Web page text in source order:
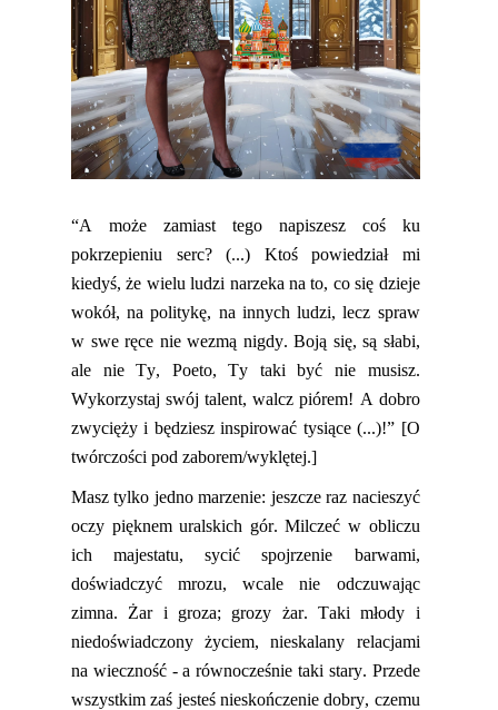
“A może zamiast tego napiszesz coś ku
pokrzepieniu serc? (...) Ktoś powiedział mi
kiedyś, że wielu ludzi narzeka na to, co się dzieje
wokół, na politykę, na innych ludzi,lecz spraw
w swe ręce nie wezmą nigdy. Boją się, są słabi,
ale nie Ty, Poeto, Ty taki być nie musisz.
Wykorzystaj swój talent, walcz piórem! A dobro
zwycięży i będziesz inspirować tysiące (...)!” [O
twórczości pod zaborem/wyklętej.]
Masz tylko jedno marzenie: jeszcze raz nacieszyć
oczy pięknem uralskich gór. Milczeć w obliczu
ich majestatu, sycić spojrzenie barwami,
doświadczyć mrozu, wcale nie odczuwając
zimna.Żar i groza; grozy żar. Taki młody i
niedoświadczony życiem, nieskalany relacjami
na wieczność - arównocześnie taki stary. Przede
wszystkimzaś jesteś nieskończenie dobry, czemu